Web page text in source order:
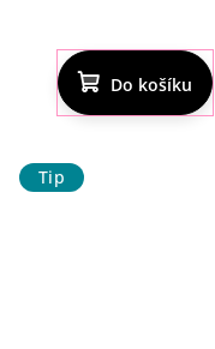
hodnocení
produktu
je
5,0
Do košíku
Tip